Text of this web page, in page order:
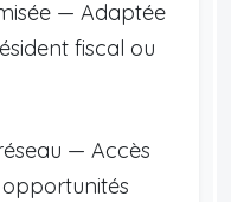
— Adaptée
fiscal ou
— Accès